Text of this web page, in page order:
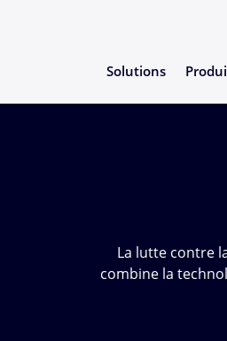
Solutions
La lutte contre
combine la